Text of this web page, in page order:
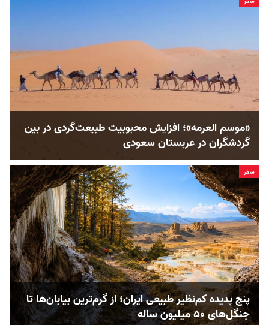
«موسم العرمه»؛ افزایش محبوبیت طبیعت‌گردی در بین
گردشگران در عربستان سعودی
سفر
پنج پدیده کم‌نظیر طبیعی ایران؛ از گرم‌ترین بیابان‌ها تا
جنگل‌های ۵۰ میلیون ساله